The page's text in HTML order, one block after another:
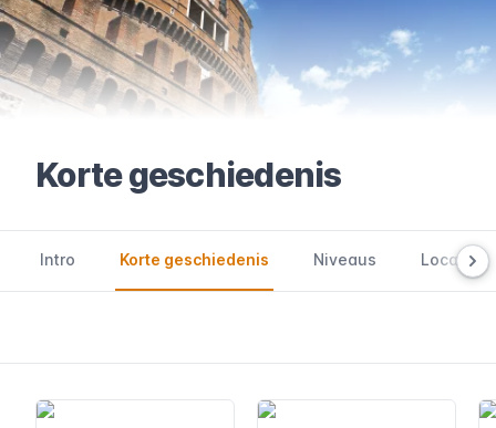
Korte geschiedenis
Intro Korte geschiedenis Niveaus Locatie